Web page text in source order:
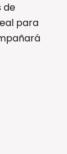
de
para